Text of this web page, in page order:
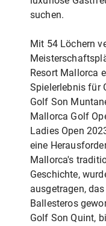
suchen.
Mit 54 Löchern
Resort Mallorca
Spielerlebnis für
Golf Son
Mallorca Golf
Ladies Open
eine
Mallorca's
Geschichte,
ausgetragen,
Ballesteros
Golf Son Quint,